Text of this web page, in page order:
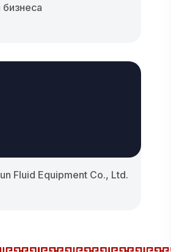
бизнеса
Fluid Equipment Co., Ltd.